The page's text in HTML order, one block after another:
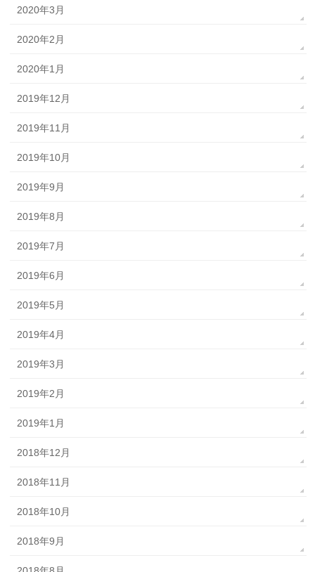
2020年3月
2020年2月
2020年1月
2019年12月
2019年11月
2019年10月
2019年9月
2019年8月
2019年7月
2019年6月
2019年5月
2019年4月
2019年3月
2019年2月
2019年1月
2018年12月
2018年11月
2018年10月
2018年9月